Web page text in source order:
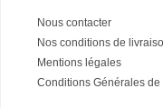
Nous contacter
Nos conditions de
Mentions légales
Conditions Générales de